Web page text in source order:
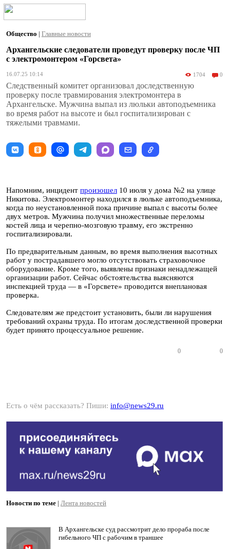
Общество | Главные новости
Архангельские следователи проведут проверку после ЧП
с электромонтером «Горсвета»
16.07.25 10:14 1704 0
Следственный комитет организовал доследственную
проверку после травмирования электромонтера в
Архангельске. Мужчина выпал из люльки автоподъемника
во время работ на высоте и был госпитализирован с
тяжелыми травмами.
Напомним, инцидент произошел 10 июля у дома №2 на улице
Никитова. Электромонтер находился в люльке автоподъемника,
когда по неустановленной пока причине выпал с высоты более
двух метров. Мужчина получил множественные переломы
костей лица и черепно-мозговую травму, его экстренно
госпитализировали.
По предварительным данным, во время выполнения высотных
работ у пострадавшего могло отсутствовать страховочное
оборудование. Кроме того, выявлены признаки ненадлежащей
организации работ. Сейчас обстоятельства выясняются
инспекцией труда — в «Горсвете» проводится внеплановая
проверка.
Следователям же предстоит установить, были ли нарушения
требований охраны труда. По итогам доследственной проверки
будет принято процессуальное решение.
0 0
Есть о чём рассказать? Пиши: info@news29.ru
Новости по теме | Лента новостей
В Архангельске суд рассмотрит дело прораба после
гибельного ЧП с рабочим в траншее